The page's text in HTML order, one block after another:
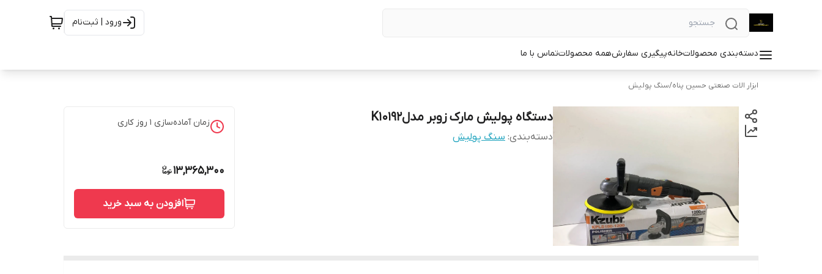
ورود | ثبت‌نام
دسته‌بندی محصولاتخانهپیگیری سفارشهمه محصولاتتماس با ما
ابزار الات صنعتی حسین پناه/سنگ پولیش
دستگاه پولیش مارک زوبر مدلK10192
دسته‌بندی: سنگ پولیش
زمان آماده‌سازی 1 روز کاری
13,365,300
افزودن به سبد خرید